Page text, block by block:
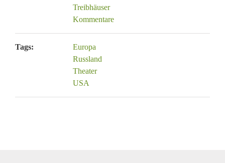
Treibhäuser
Kommentare
Tags:
Europa
Russland
Theater
USA